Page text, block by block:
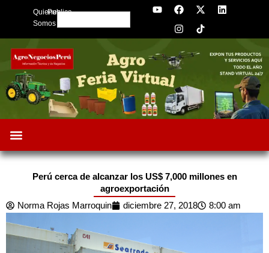
Quienes
Somos
Publica
Search
Y
o
b
e
F
a
c
e
o
o
k
X
-
t
w
t
L
i
d
n
I
n
s
t
g
r
a
Perú cerca de alcanzar los US$ 7,000 millones en
agroexportación
Norma Rojas Marroquin
diciembre 27, 2018 8:00 am